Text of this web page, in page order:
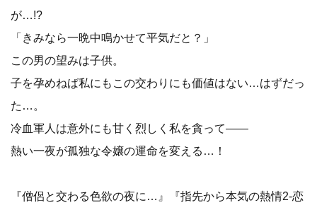
が…!?
「きみなら一晩中鳴かせて平気だと？」
この男の望みは子供。
子を孕めねば私にもこの交わりにも価値はない…はずだっ
た…。
冷血軍人は意外にも甘く烈しく私を貪って――
熱い一夜が孤独な令嬢の運命を変える…！
『僧侶と交わる色欲の夜に…』『指先から本気の熱情2-恋